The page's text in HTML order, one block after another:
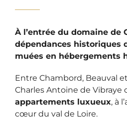
À l’entrée du domaine de
dépendances historiques
muées en hébergements
Entre Chambord, Beauval
Charles Antoine de Vibraye
appartements luxueux, à
cœur du val de Loire.